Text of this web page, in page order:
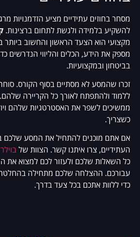
מסחר בחוזים עתידיים מציע הזדמנויות
להשקיע בלמידה ולגשת לתחום ברצינות.
מקצועי הוא הצעד הראשון והחשוב
מספק את הידע, הכלים והליווי הנדרשים
בביטחון ובמקצועיות.
זכרו שהמסע לא מסתיים בסוף הקורס.
ללמוד ולהתפתח לאורך כל הקריירה
ממשיכים לשפר את האסטרטגיות שלהם
כשצריך.
אם אתם מוכנים להתחיל את המסע שלכם
העתידיים, צרו איתנו קשר. הצוות של
כל השאלות שלכם ולעזור לכם למצוא את
עבורכם. ההצלחה שלכם מתחילה בהחלטה
כדי ללוות אתכם בכל צעד בדרך.